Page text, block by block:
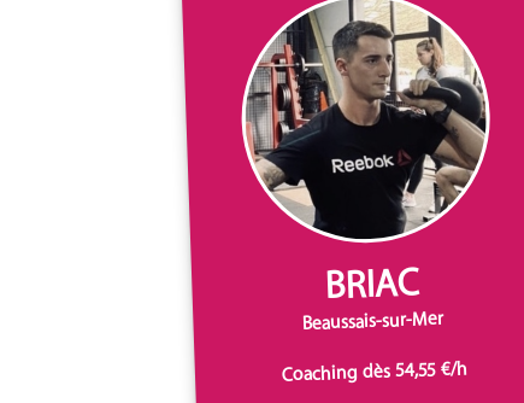
BRIAC
Beaussais-sur-Mer
Coaching dès 54,55 €/h